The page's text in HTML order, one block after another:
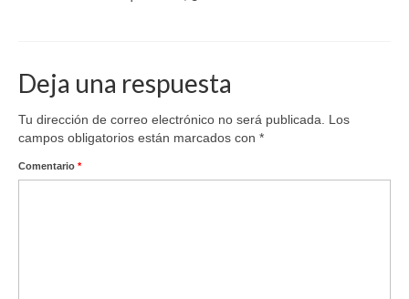
Deja una respuesta
Tu dirección de correo electrónico no será publicada.
Los
campos obligatorios están marcados con *
Comentario *